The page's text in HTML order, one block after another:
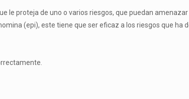
le proteja de uno o varios riesgos, que puedan
(epi), este tiene que ser eficaz a los riesgos que ha